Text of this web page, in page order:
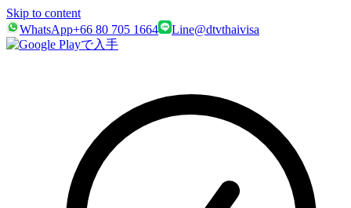
Skip to content
WhatsApp+66 80 705 1664 Line@dtvthaivisa